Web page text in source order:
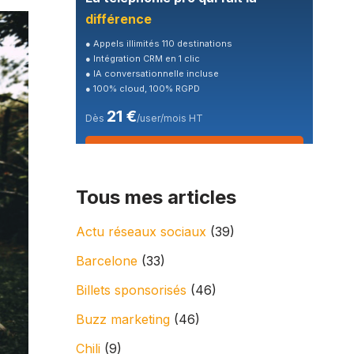
différence
● Appels illimités 110 destinations
● Intégration CRM en 1 clic
● IA conversationnelle incluse
● 100% cloud, 100% RGPD
Dès 21 €/user/mois HT
Tous mes articles
Actu réseaux sociaux (39)
Barcelone (33)
Billets sponsorisés (46)
Buzz marketing (46)
Chili (9)